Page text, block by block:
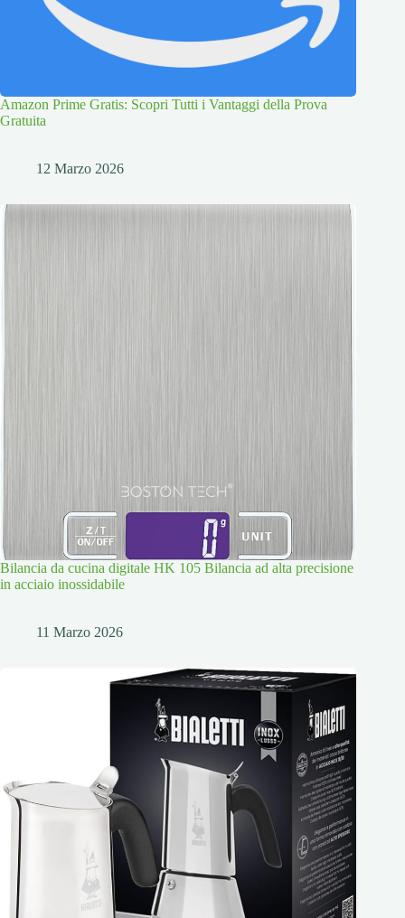
Amazon Prime Gratis: Scopri Tutti i Vantaggi della Prova
Gratuita
12 Marzo 2026
Bilancia da cucina digitale HK 105 Bilancia ad alta precisione
in acciaio inossidabile
11 Marzo 2026